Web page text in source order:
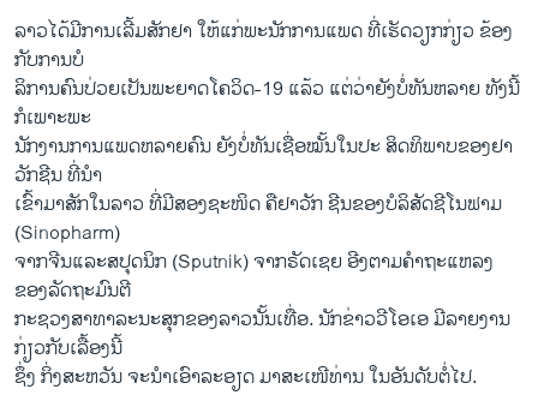
ສຽງ
ລາຍການກະຈາຍສຽງ
ລາຍງານ
ຕິດຕາມພວກເຮົາ ທີ່
ພາສາຕ່າງໆ
ລາວໄດ້ມີການເລີ້ມສັກຢາ ໃຫ້ແກ່ພະນັກການແພດ ທີ່ເຮັດວຽກກ່ຽວ ຂ້ອງ
ກັບການບໍ
ລິການຄົນປ່ວຍເປັນພະຍາດໂຄວິດ-19 ແລ້ວ ແຕ່ວ່າຍັງບໍ່ທັນຫລາຍ ທັງນີ້
ກໍເພາະພະ
ນັກງານການແພດຫລາຍຄົນ ຍັງບໍ່ທັນເຊື່ອໝັ້ນໃນປະ ສິດທິພາບຂອງຢາ
ວັກຊີນ ທີ່ນໍາ
ເຂົ້າມາສັກໃນລາວ ທີ່ມີສອງຊະໜິດ ຄືຢາວັກ ຊີນຂອງບໍລິສັດຊີໂນຟາມ
(Sinopharm)
ຈາກຈີນແລະສປຸດນິກ (Sputnik) ຈາກຣັດເຊຍ ອີງຕາມຄໍາຖະແຫລງ
ຂອງລັດຖະມົນຕີ
ກະຊວງສາທາລະນະສຸກຂອງລາວນັ້ນເທື່ອ. ນັກຂ່າວວີໂອເອ ມີລາຍງານ
ກ່ຽວກັບເລື້ອງນີ້
ຊຶ່ງ ກິ່ງສະຫວັນ ຈະນຳເອົາລະອຽດ ມາສະເໜີທ່ານ ໃນອັນດັບຕໍ່ໄປ.